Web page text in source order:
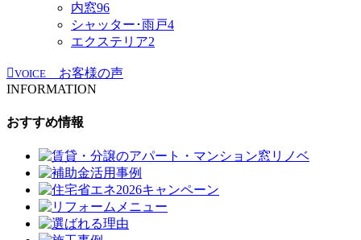
内窓96
シャッター･雨戸4
エクステリア2
VOICE
お客様の声
INFORMATION
おすすめ情報